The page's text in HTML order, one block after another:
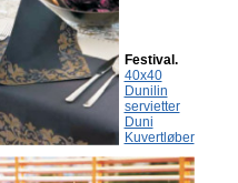
Festival.
40x40
Dunilin
servietter
Duni
Kuvertløber